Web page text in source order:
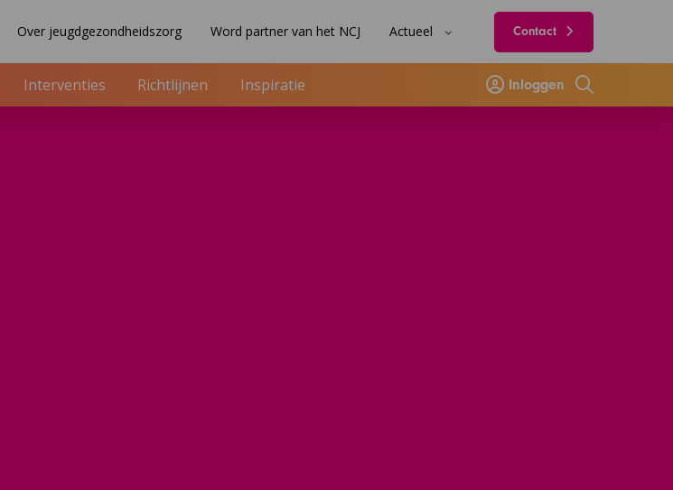
Over jeugdgezondheidszorg Word partner van het NCJ Actueel Contact
Interventies Richtlijnen Inspiratie Inloggen
Zoeken